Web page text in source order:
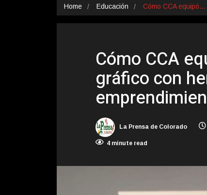
Home Educación Cómo CCA equipó…
Cómo CCA
gráfico con
La Prensa de Colorado
4 minute read